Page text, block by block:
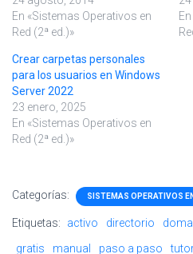
En «Sistemas Operativos en
Red (2ª ed.)»
Crear carpetas personales
para los usuarios en Windows
Server 2022
23 enero, 2025
En «Sistemas Operativos en
Red (2ª ed.)»
Categorías: SISTEMAS OPERATIVOS
Etiquetas: activo directorio
gratis
manual paso a paso